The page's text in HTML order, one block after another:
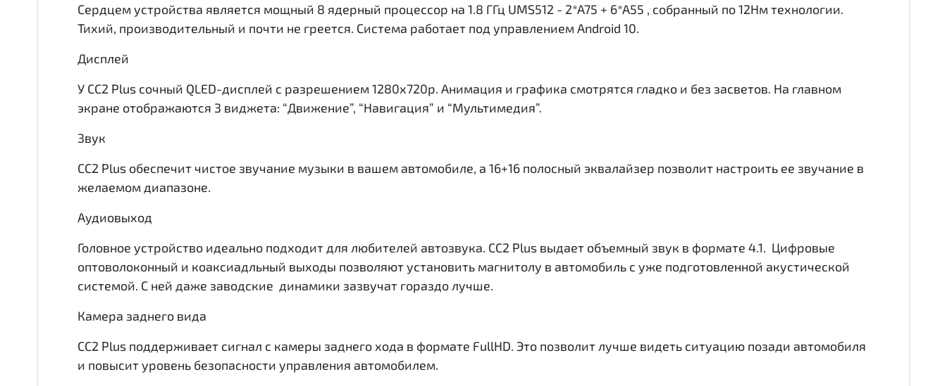
Сердцем устройства является мощный 8 ядерный процессор на 1.8 ГГц UMS512 - 2*A75 + 6*A55 , собранный по 12Нм технологии.
Тихий, производительный и почти не греется. Система работает под управлением Android 10.
Дисплей
У CC2 Plus сочный QLED-дисплей c разрешением 1280x720р. Анимация и графика смотрятся гладко и без засветов. На главном
экране отображаются 3 виджета: “Движение”, “Навигация” и “Мультимедия”.
Звук
CC2 Plus обеспечит чистое звучание музыки в вашем автомобиле, а 16+16 полосный эквалайзер позволит настроить ее звучание в
желаемом диапазоне.
Аудиовыход
Головное устройство идеально подходит для любителей автозвука. CC2 Plus выдает объемный звук в формате 4.1. Цифровые
оптоволоконный и коаксиадльный выходы позволяют установить магнитолу в автомобиль с уже подготовленной акустической
системой. С ней даже заводские динамики зазвучат гораздо лучше.
Камера заднего вида
CC2 Plus поддерживает сигнал с камеры заднего хода в формате FullHD. Это позволит лучше видеть ситуацию позади автомобиля
и повысит уровень безопасности управления автомобилем.